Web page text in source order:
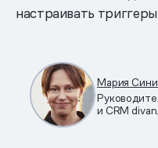
настраивать
Мария
и CRM